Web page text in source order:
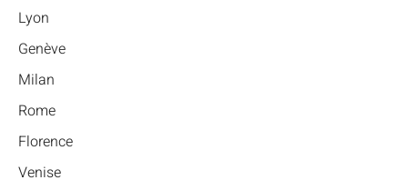
Lyon
Genève
Milan
Rome
Florence
Venise